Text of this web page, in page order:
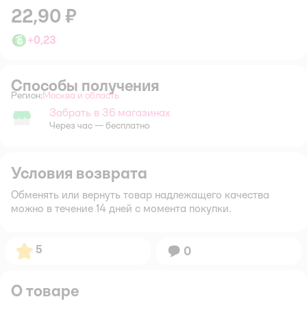
22,90 ₽
+0,23
Способы получения
Регион: Выбор адреса доставки.
Москва и область
Забрать в магазине
Забрать в 36 магазинах
Через час — бесплатно
Условия возврата
Обменять или вернуть товар надлежащего качества
можно в течение 14 дней с момента покупки.
Рейтинг:
5 Вопросов:
0
О товаре